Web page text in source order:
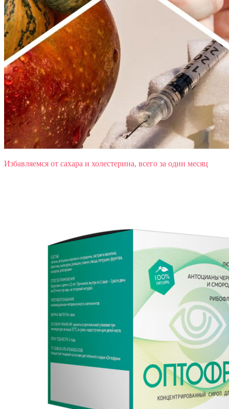
Избавляемся от сахара и холестерина, всего за один месяц